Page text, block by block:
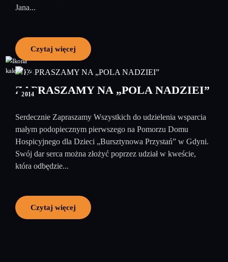
Jana...
Czytaj więcej
04
2014
ZAPRASZAMY NA „POLA NADZIEI”
Serdecznie Zapraszamy Wszystkich do udzielenia wsparcia
małym podopiecznym pierwszego na Pomorzu Domu
Hospicyjnego dla Dzieci „Bursztynowa Przystań” w Gdyni.
Swój dar serca można złożyć poprzez udział w kweście,
która odbędzie...
Czytaj więcej